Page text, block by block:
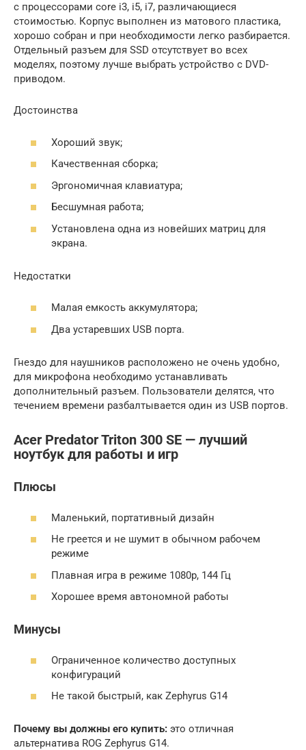
с процессорами core i3, i5, i7, различающиеся
стоимостью. Корпус выполнен из матового пластика,
хорошо собран и при необходимости легко разбирается.
Отдельный разъем для SSD отсутствует во всех
моделях, поэтому лучше выбрать устройство с DVD-
приводом.
Достоинства
Хороший звук;
Качественная сборка;
Эргономичная клавиатура;
Бесшумная работа;
Установлена одна из новейших матриц для
экрана.
Недостатки
Малая емкость аккумулятора;
Два устаревших USB порта.
Гнездо для наушников расположено не очень удобно,
для микрофона необходимо устанавливать
дополнительный разъем. Пользователи делятся, что
течением времени разбалтывается один из USB портов.
Acer Predator Triton 300 SE — лучший
ноутбук для работы и игр
Плюсы
Маленький, портативный дизайн
Не греется и не шумит в обычном рабочем
режиме
Плавная игра в режиме 1080p, 144 Гц
Хорошее время автономной работы
Минусы
Ограниченное количество доступных
конфигураций
Не такой быстрый, как Zephyrus G14
Почему вы должны его купить: это отличная
альтернатива ROG Zephyrus G14.